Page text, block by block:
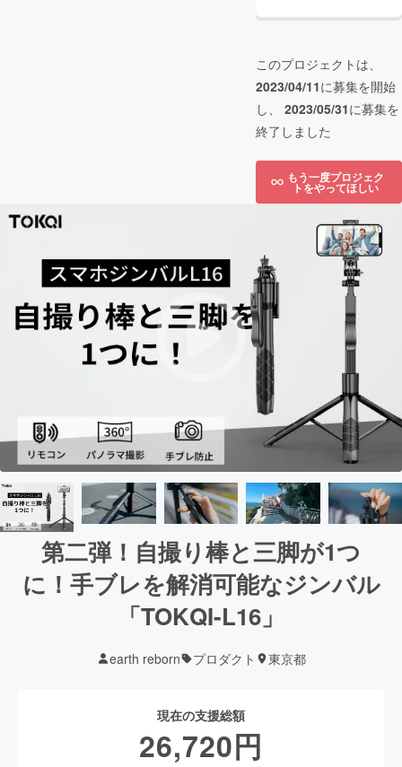
このプロジェクトは、
2023/04/11に募集を開始
し、 2023/05/31に募集を
終了しました
もう一度プロジェク
トをやってほしい
第二弾！自撮り棒と三脚が1つ
に！手ブレを解消可能なジンバル
「TOKQI-L16」
earth reborn プロダクト 東京都
現在の支援総額
26,720円